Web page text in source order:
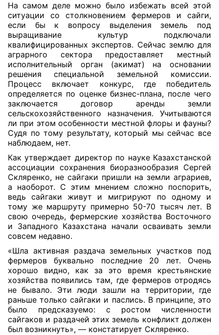
На самом деле можно было избежать всей этой
ситуации со столкновением фермеров и сайги,
если бы к вопросу выделения земель под
выращивание культур подключали
квалифицированных экспертов. Сейчас землю для
аграрного сектора предоставляет местный
исполнительный орган (акимат) на основании
решения специальной земельной комиссии.
Процесс включает конкурс, где победитель
определяется по оценке бизнес-плана, после чего
заключается договор аренды земли
сельскохозяйственного назначения. Учитываются
ли при этом особенности местнойфлоры и фауны?
Судя по тому результату, который мы сейчас все
наблюдаем, нет.
Как утверждает директор по науке Казахстанской
ассоциации сохранения биоразнообразия Сергей
Скляренко, не сайгаки пришли на земли аграриев,
а наоборот. С этим мнением сложно поспорить,
ведь сайгаки живут и мигрируют по одному и
тому же маршруту примерно 50-70 тысяч лет. В
свою очередь, фермерские хозяйства Восточного
и Западного Казахстана начали осваивать земли
совсем недавно.
«Шла активная раздача земельных участков под
фермеров буквально последние 20 лет. Очень
хорошо видно, как за это время крестьянские
хозяйства появились там, где фермеров отродясь
не бывало. Эти люди зашли на территории, где
раньше только сайгаки и паслись. В принципе, это
было предсказуемо: с ростом численности
сайгаков и раздачей этих земель конфликт должен
был возникнуть», — констатирует Скляренко.